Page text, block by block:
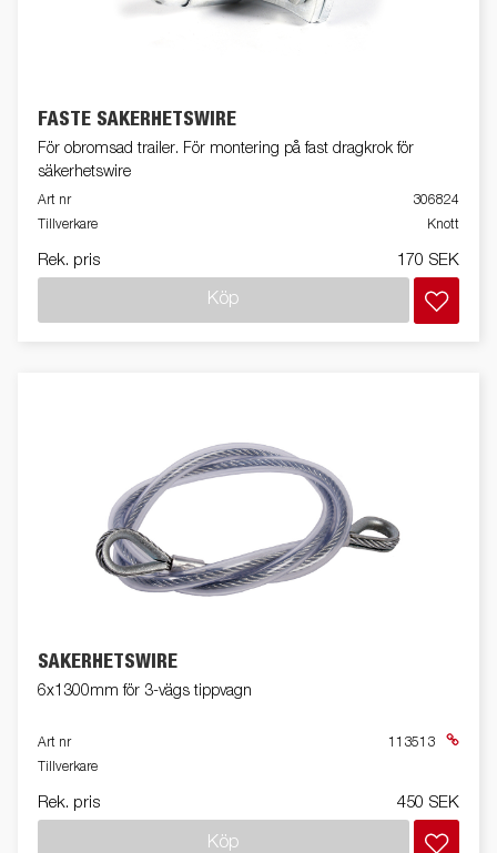
FÄSTE SÄKERHETSWIRE
För obromsad trailer. För montering på fast dragkrok för
säkerhetswire
Art nr
306824
Tillverkare
Knott
Rek. pris 170 SEK
Köp
SÄKERHETSWIRE
6x1300mm för 3-vägs tippvagn
Art nr
113513
Tillverkare
Rek. pris 450 SEK
Köp